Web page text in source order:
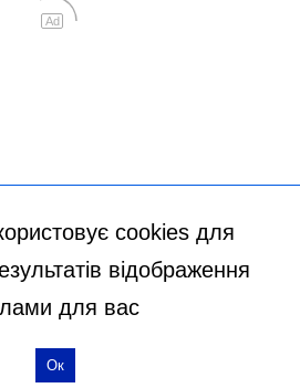
cookies для
відображення
для вас
Ок